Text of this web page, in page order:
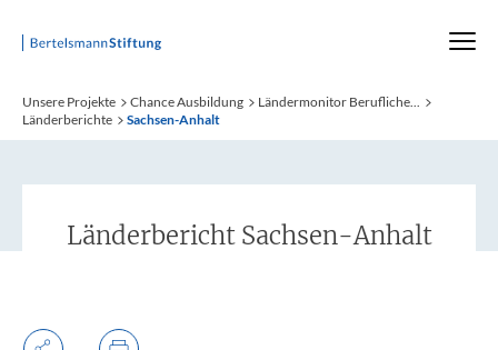
Startseite
Unsere Projekte Chance Ausbildung
Ländermonitor Berufliche...
Länderberichte
Sachsen-Anhalt
Länderbericht Sachsen-Anhalt